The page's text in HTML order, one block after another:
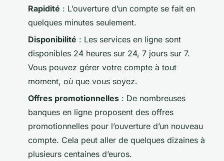
Rapidité : L’ouverture d’un compte se fait en
quelques minutes seulement.
Disponibilité : Les services en ligne sont
disponibles 24 heures sur 24, 7 jours sur 7.
Vous pouvez gérer votre compte à tout
moment, où que vous soyez.
Offres promotionnelles : De nombreuses
banques en ligne proposent des offres
promotionnelles pour l’ouverture d’un nouveau
compte. Cela peut aller de quelques dizaines à
plusieurs centaines d’euros.